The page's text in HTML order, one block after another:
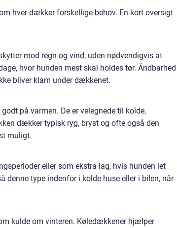
hver dækker forskellige behov. En kort oversigt
mod regn og vind, uden nødvendigvis at
hvor hunden mest skal holdes tør. Åndbarhed
bliver klam under dækkenet.
på varmen. De er velegnede til kolde,
dækker typisk ryg, bryst og ofte også den
muligt.
eller som ekstra lag, hvis hunden let
denne type indenfor i kolde huse eller i bilen, når
kulde om vinteren. Køledækkener hjælper